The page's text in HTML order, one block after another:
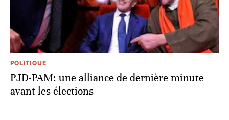
POLITIQUE
PJD-PAM: une alliance de dernière minute
avant les élections